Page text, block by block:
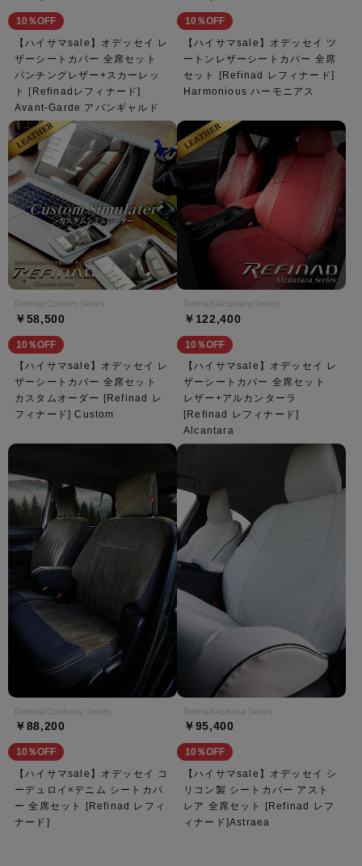
10％OFF
【ハイサマsale】オデッセイ レ
ザーシートカバー 全席セット
パンチングレザー+スカーレッ
ト [Refinadレフィナード]
Avant-Garde アバンギャルド
10％OFF
【ハイサマsale】オデッセイ ツ
ートンレザーシートカバー 全席
セット [Refinad レフィナード]
Harmonious ハーモニアス
Refinad Custom Series
￥58,500
10％OFF
【ハイサマsale】オデッセイ レ
ザーシートカバー 全席セット
カスタムオーダー [Refinad レ
フィナード] Custom
Refinad Alcantara Series
￥122,400
10％OFF
【ハイサマsale】オデッセイ レ
ザーシートカバー 全席セット
レザー+アルカンターラ
[Refinad レフィナード]
Alcantara
Refinad Corduroy Series
￥88,200
10％OFF
【ハイサマsale】オデッセイ コ
ーデュロイ×デニム シートカバ
ー 全席セット [Refinad レフィ
ナード]
Refinad Astraea Series
￥95,400
10％OFF
【ハイサマsale】オデッセイ シ
リコン製 シートカバー アスト
レア 全席セット [Refinad レフ
ィナード]Astraea